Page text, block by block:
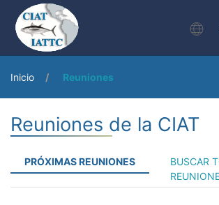
Inicio Reuniones
Reuniones de la CIAT
PRÓXIMAS REUNIONES
BUSCAR